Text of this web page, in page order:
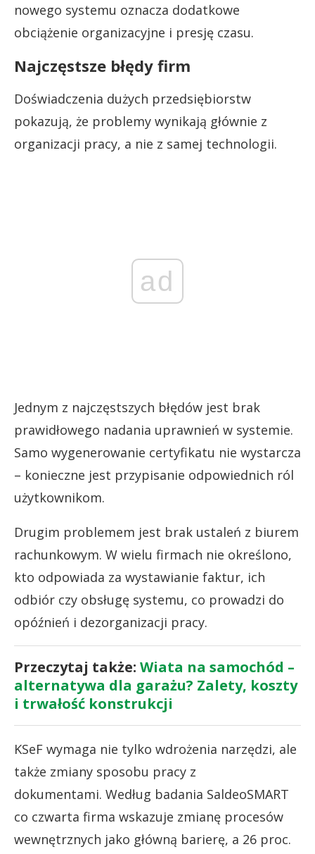
nowego systemu oznacza dodatkowe
obciążenie organizacyjne i presję czasu.
Najczęstsze błędy firm
Doświadczenia dużych przedsiębiorstw
pokazują, że problemy wynikają głównie z
organizacji pracy, a nie z samej technologii.
ad
Jednym z najczęstszych błędów jest brak
prawidłowego nadania uprawnień w systemie.
Samo wygenerowanie certyfikatu nie wystarcza
– konieczne jest przypisanie odpowiednich ról
użytkownikom.
Drugim problemem jest brak ustaleń z biurem
rachunkowym. W wielu firmach nie określono,
kto odpowiada za wystawianie faktur, ich
odbiór czy obsługę systemu, co prowadzi do
opóźnień i dezorganizacji pracy.
Przeczytaj także: Wiata na samochód –
alternatywa dla garażu? Zalety, koszty
i trwałość konstrukcji
KSeF wymaga nie tylko wdrożenia narzędzi, ale
także zmiany sposobu pracy z
dokumentami. Według badania SaldeoSMART
co czwarta firma wskazuje zmianę procesów
wewnętrznych jako główną barierę, a 26 proc.